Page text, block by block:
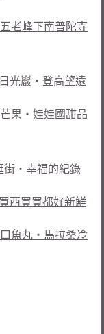
老峰下南普陀寺
光巖‧登高望遠
果‧娃娃國甜品
街‧幸福的紀錄
西買買都好新鮮
魚丸‧馬拉桑冷